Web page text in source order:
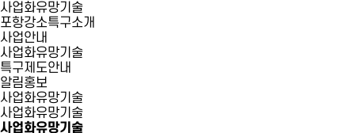
사업화유망기술
포항강소특구소개
사업안내
사업화유망기술
특구제도안내
알림홍보
사업화유망기술
사업화유망기술
사업화유망기술